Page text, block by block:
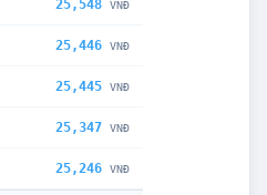
25,548 VNĐ
25,446 VNĐ
25,445 VNĐ
25,347 VNĐ
25,246 VNĐ